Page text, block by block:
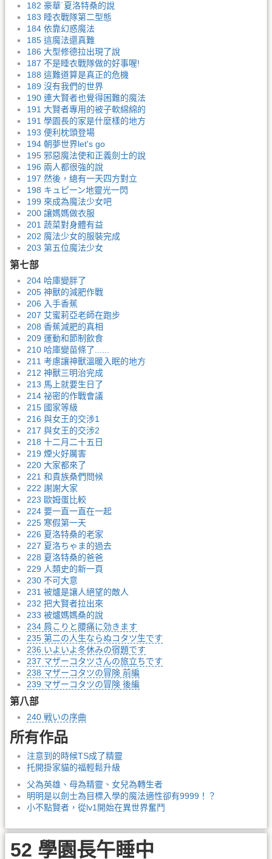
182 豪華˙夏洛特桑的說
183 睡衣戰隊第二型態
184 依靠幻惑魔法
185 這魔法還真難
186 大型修德拉出現了說
187 不是睡衣戰隊做的好事喔!
188 這難道算是真正的危機
189 沒有我們的世界
190 連大賢者也覺得困難的魔法
191 大賢者專用的被子軟綿綿的
191 學園長的家是什麼樣的地方
193 便利枕頭登場
194 朝夢世界let's go
195 邪惡魔法使和正義劍士的說
196 兩人都很強的說
197 然後，總有一天四方對立
198 キュピーン地靈光一閃
199 來成為魔法少女吧
200 讓媽媽做衣服
201 蔬菜對身體有益
202 魔法少女的服裝完成
203 第五位魔法少女
第七部
204 哈庫變胖了
205 神獸的減肥作戰
206 入手香蕉
207 艾蜜莉亞老師在跑步
208 香蕉減肥的真相
209 運動和節制飲食
210 哈庫變苗條了......
211 考慮讓神獸溫暖入眠的地方
212 神獸三明治完成
213 馬上就要生日了
214 祕密的作戰會議
215 國家等級
216 與女王的交涉1
217 與女王的交涉2
218 十二月二十五日
219 煙火好厲害
220 大家都來了
221 和貴族桑們問候
222 謝謝大家
223 歐姆蛋比較
224 要一直一直在一起
225 寒假第一天
226 夏洛特桑的老家
227 夏洛ちゃま的過去
228 夏洛特桑的爸爸
229 人類史的新一頁
230 不可大意
231 被爐是讓人絕望的敵人
232 把大賢者拉出來
233 被爐媽媽桑的說
234 肩こりと腰痛に効きます
235 第二の人生ならぬコタツ生です
236 いよいよ冬休みの宿題です
237 マザーコタツさんの旅立ちです
238 マザーコタツの冒険 前編
239 マザーコタツの冒険 後編
第八部
240 戦いの序曲
所有作品
注意到的時候TS成了精靈
托開掛家貓的福輕鬆升級
父為英雄、母為精靈、女兒為轉生者
明明是以劍士為目標入學的魔法適性卻有9999！？
小不點賢者，從lv1開始在異世界奮鬥
52 學園長午睡中